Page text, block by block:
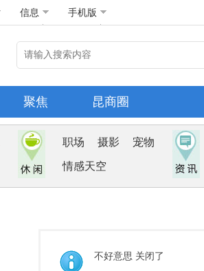
信息 手机版
聚焦 昆商圈
职场 摄影 宠物
情感天空
不好意思 关闭了